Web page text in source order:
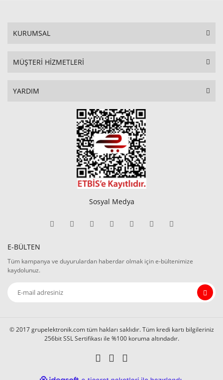
KURUMSAL
MÜŞTERİ HİZMETLERİ
YARDIM
Sosyal Medya
E-BÜLTEN
Tüm kampanya ve duyurulardan haberdar olmak için e-bültenimize
kaydolunuz.
© 2017 grupelektronik.com tüm hakları saklıdır. Tüm kredi kartı bilgileriniz
256bit SSL Sertifikası ile %100 koruma altındadır.